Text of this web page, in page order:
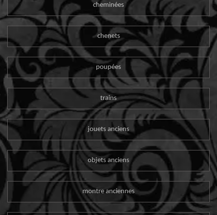
cheminées
chenets
poupées
trains
jouets anciens
objets anciens
montre anciennes